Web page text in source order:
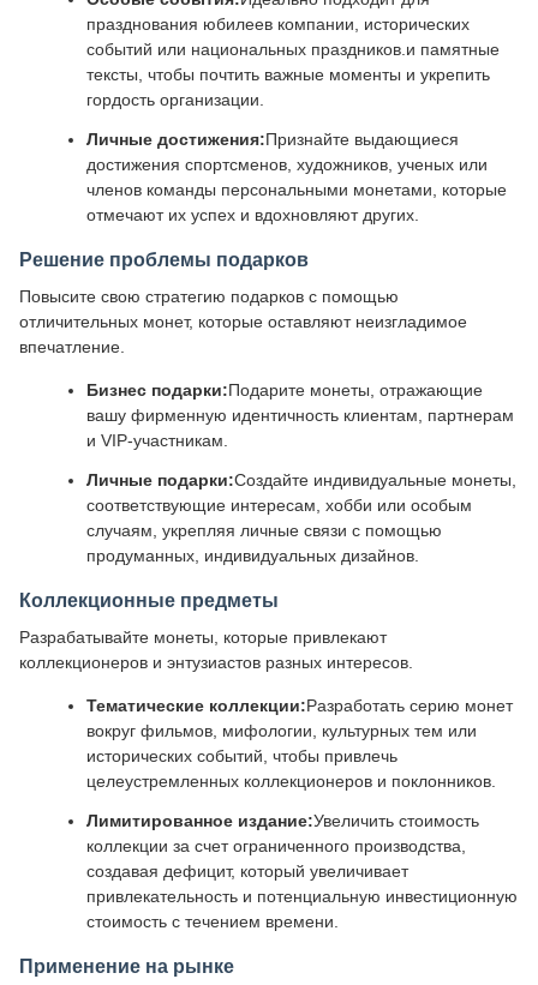
празднования юбилеев компании, исторических
событий или национальных праздников.и памятные
тексты, чтобы почтить важные моменты и укрепить
гордость организации.
Личные достижения:Признайте выдающиеся
достижения спортсменов, художников, ученых или
членов команды персональными монетами, которые
отмечают их успех и вдохновляют других.
Решение проблемы подарков
Повысите свою стратегию подарков с помощью
отличительных монет, которые оставляют неизгладимое
впечатление.
Бизнес подарки:Подарите монеты, отражающие
вашу фирменную идентичность клиентам, партнерам
и VIP-участникам.
Личные подарки:Создайте индивидуальные монеты,
соответствующие интересам, хобби или особым
случаям, укрепляя личные связи с помощью
продуманных, индивидуальных дизайнов.
Коллекционные предметы
Разрабатывайте монеты, которые привлекают
коллекционеров и энтузиастов разных интересов.
Тематические коллекции:Разработать серию монет
вокруг фильмов, мифологии, культурных тем или
исторических событий, чтобы привлечь
целеустремленных коллекционеров и поклонников.
Лимитированное издание:Увеличить стоимость
коллекции за счет ограниченного производства,
создавая дефицит, который увеличивает
привлекательность и потенциальную инвестиционную
стоимость с течением времени.
Применение на рынке